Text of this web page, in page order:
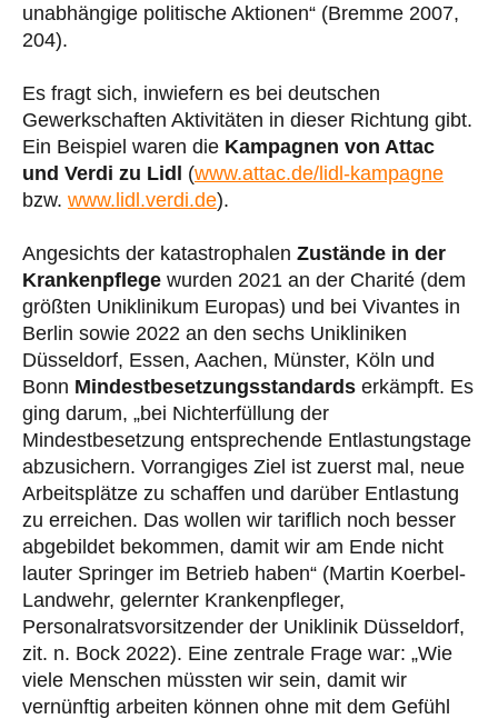
unabhängige politische Aktionen“ (Bremme 2007,
204).
Es fragt sich, inwiefern es bei deutschen
Gewerkschaften Aktivitäten in dieser Richtung gibt.
Ein Beispiel waren die Kampagnen von Attac
und Verdi zu Lidl (www.attac.de/lidl-kampagne
bzw. www.lidl.verdi.de).
Angesichts der katastrophalen Zustände in der
Krankenpflege wurden 2021 an der Charité (dem
größten Uniklinikum Europas) und bei Vivantes in
Berlin sowie 2022 an den sechs Unikliniken
Düsseldorf, Essen, Aachen, Münster, Köln und
Bonn Mindestbesetzungsstandards erkämpft. Es
ging darum, „bei Nichterfüllung der
Mindestbesetzung entsprechende Entlastungstage
abzusichern. Vorrangiges Ziel ist zuerst mal, neue
Arbeitsplätze zu schaffen und darüber Entlastung
zu erreichen. Das wollen wir tariflich noch besser
abgebildet bekommen, damit wir am Ende nicht
lauter Springer im Betrieb haben“ (Martin Koerbel-
Landwehr, gelernter Krankenpfleger,
Personalratsvorsitzender der Uniklinik Düsseldorf,
zit. n. Bock 2022). Eine zentrale Frage war: „Wie
viele Menschen müssten wir sein, damit wir
vernünftig arbeiten können ohne mit dem Gefühl